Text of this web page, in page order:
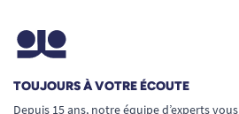
TOUJOURS À VOTRE ÉCOUTE
Depuis 15 ans, notre équipe d’experts vous